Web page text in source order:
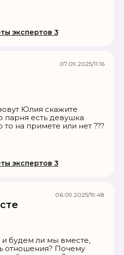
экспертов 3
Юлия скажите
парня есть девушка
на примете или нет ???
экспертов 3
07.09.2025/11:16
будем ли мы вместе,
отношения? Почему
06.09.2025/19:48